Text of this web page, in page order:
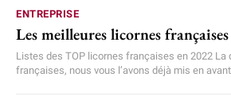
ENTREPRISE
Les meilleures licornes
Listes des TOP licornes françaises en 2022 La
françaises, nous vous l’avons déjà mis en